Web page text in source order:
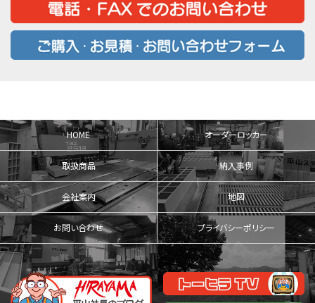
HOME オーダーロッカー
取扱商品 納入事例
会社案内 地図
お問い合わせ プライバシーポリシー